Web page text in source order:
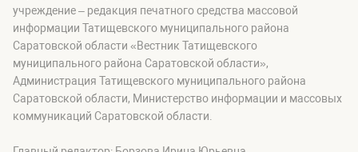
учреждение – редакция печатного средства массовой
информации Татищевского муниципального района
Саратовской области «Вестник Татищевского
муниципального района Саратовской области»,
Администрация Татищевского муниципального района
Саратовской области, Министерство информации и массовых
коммуникаций Саратовской области.